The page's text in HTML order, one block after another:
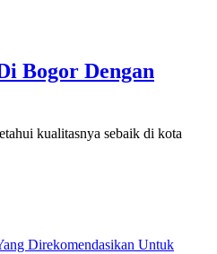
Bogor Dengan
kualitasnya sebaik di kota